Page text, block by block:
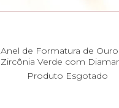
Anel de Formatura de Ouro
Zircônia Verde com
an33799
Produto Esgotado